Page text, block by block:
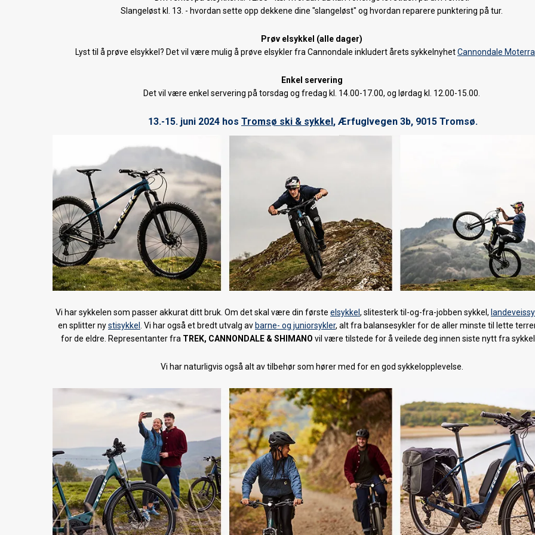
Slangeløst kl. 13. - hvordan sette opp dekkene dine "slangeløst" og hvordan reparere punktering på tur.
Prøv elsykkel (alle dager)
Lyst til å prøve elsykkel? Det vil være mulig å prøve elsykler fra Cannondale inkludert årets sykkelnyhetCannondale Moterra
Enkel servering
Det vil være enkel servering på torsdag og fredag kl. 14.00-17.00, og lørdag kl. 12.00-15.00.
13.-15. juni 2024 hos Tromsø ski & sykkel , Ærfuglvegen 3b, 9015 Tromsø.
Vi har sykkelen som passer akkurat ditt bruk. Om det skal være din første elsykkel , slitesterk til-og-fra-jobben sykkel,
en splitter nystisykkel . Vi har også et bredt utvalg av barne- og juniorsykler, alt fra balansesykler for de aller minste til lette
for de eldre. Representanter fra TREK, CANNONDALE & SHIMANO vil være tilstede for å veilede deg innen siste nytt fra
Vi har naturligvis også alt av tilbehør som hører med for en god sykkelopplevelse.